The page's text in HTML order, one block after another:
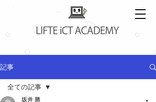
記事
全ての記事
坂井 勝